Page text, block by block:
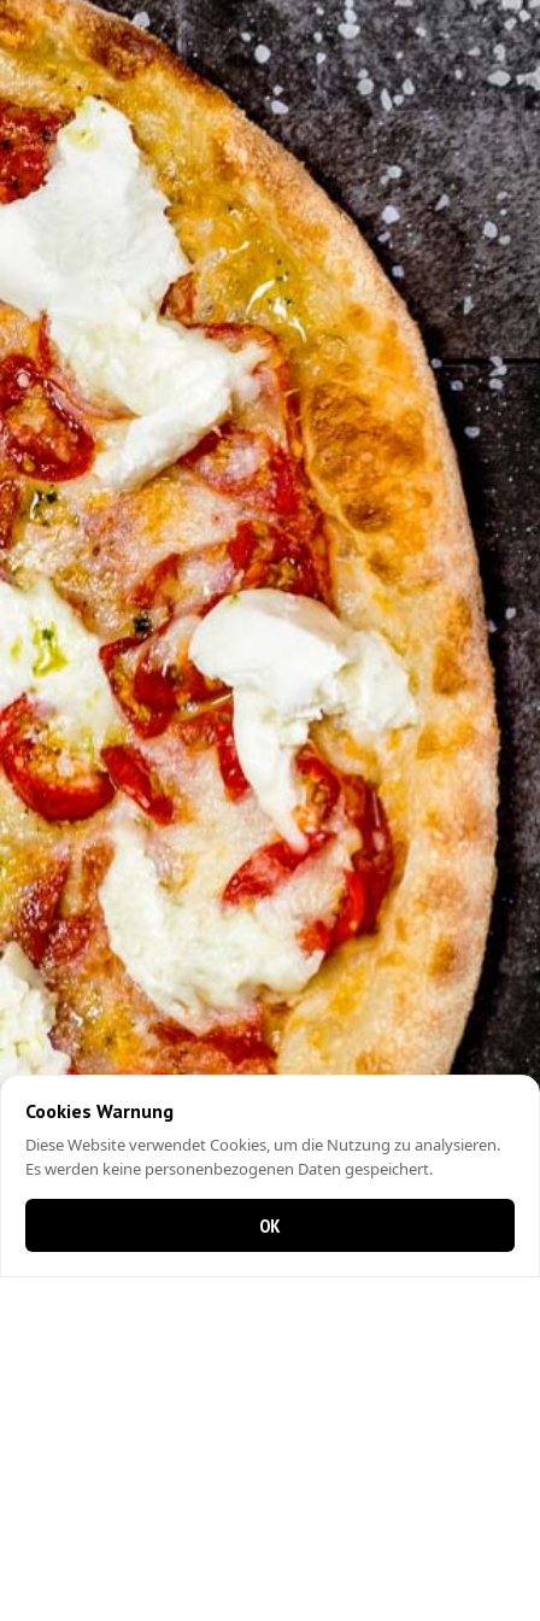
Cookies Warnung
Diese Website verwendet Cookies, um die Nutzung zu analysieren.
Es werden keine personenbezogenen Daten gespeichert.
OK